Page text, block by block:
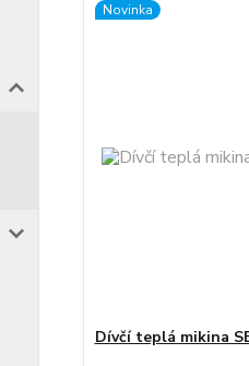
Novinka
Dívčí teplá mikina